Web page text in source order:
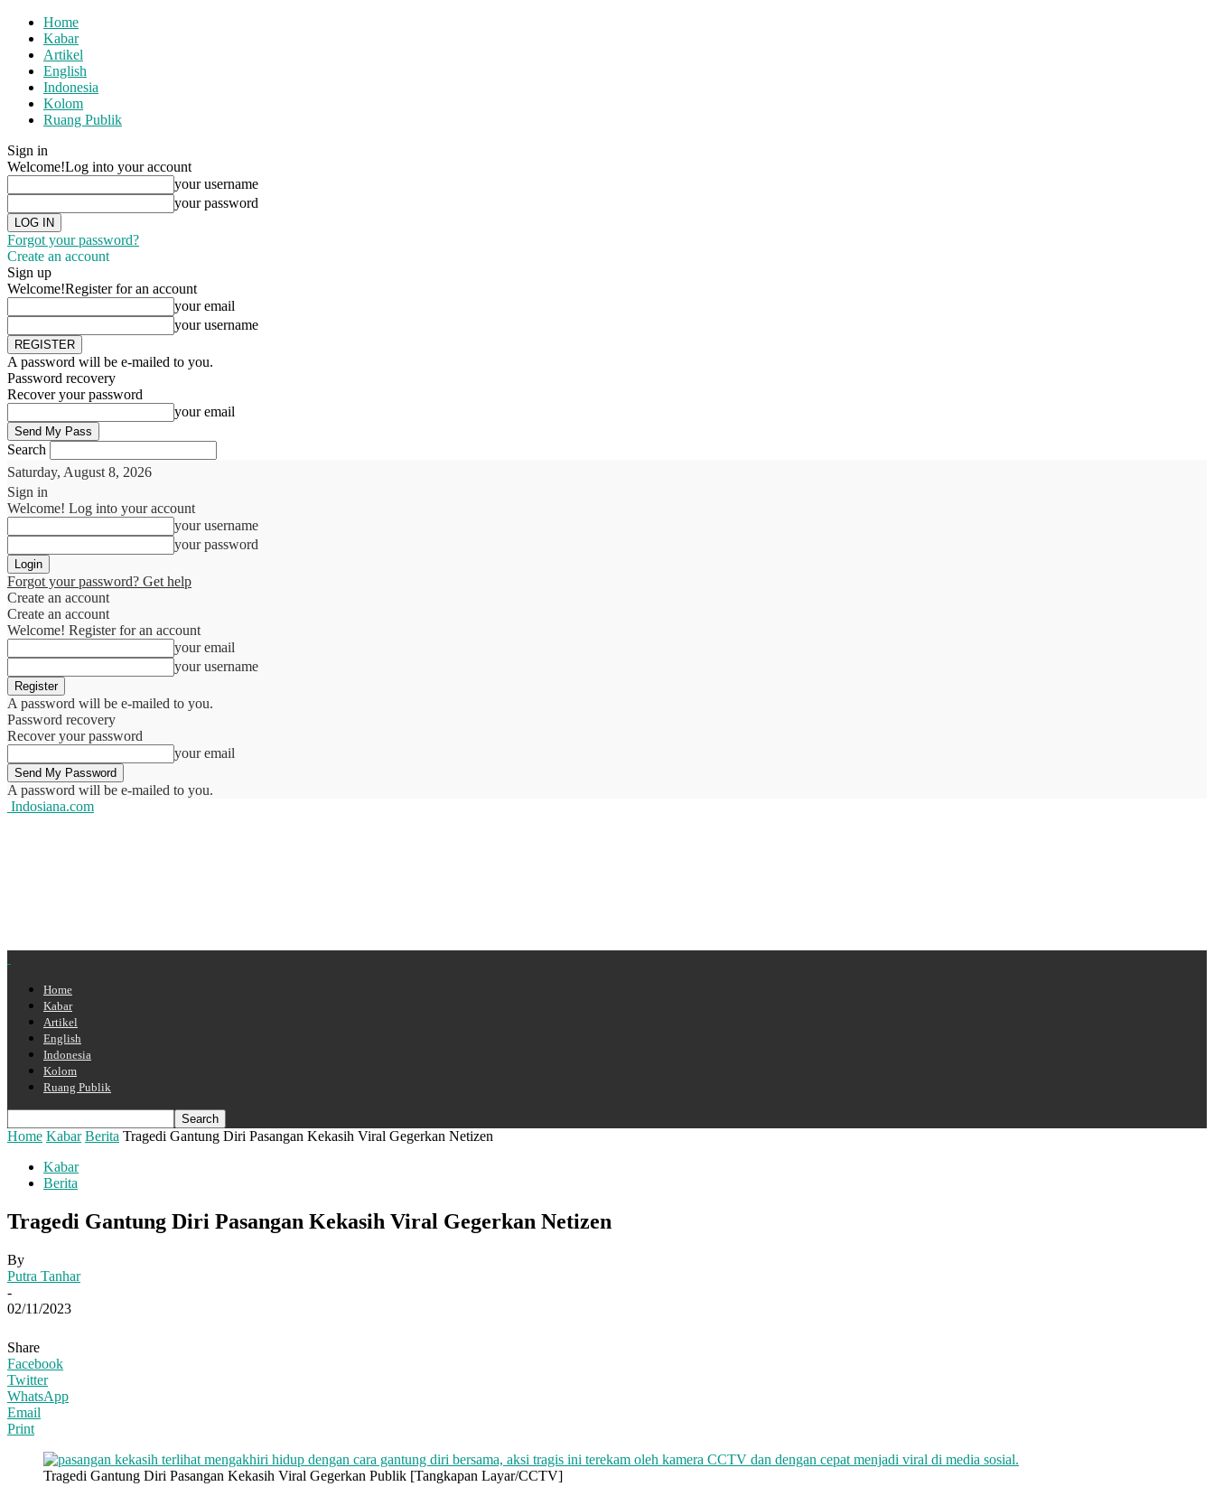
Home
Kabar
Artikel
English
Indonesia
Kolom
Ruang Publik
Sign in
Welcome!Log into your account
your username
your password
Forgot your password?
Create an account
Sign up
Welcome!Register for an account
your email
your username
A password will be e-mailed to you.
Password recovery
Recover your password
your email
Search
Saturday, August 8, 2026
Sign in
Welcome! Log into your account
your username
your password
Forgot your password? Get help
Create an account
Create an account
Welcome! Register for an account
your email
your username
A password will be e-mailed to you.
Password recovery
Recover your password
your email
A password will be e-mailed to you.
Indosiana.com
Home
Kabar
Artikel
English
Indonesia
Kolom
Ruang Publik
Home Kabar Berita Tragedi Gantung Diri Pasangan Kekasih Viral Gegerkan Netizen
Kabar
Berita
Tragedi Gantung Diri Pasangan Kekasih Viral Gegerkan Netizen
By
Putra Tanhar
-
02/11/2023
Share
Facebook
Twitter
WhatsApp
Email
Print
Tragedi Gantung Diri Pasangan Kekasih Viral Gegerkan Publik [Tangkapan Layar/CCTV]